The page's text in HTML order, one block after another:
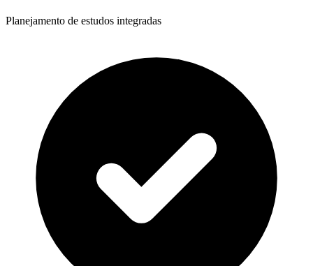
Planejamento de estudos integradas